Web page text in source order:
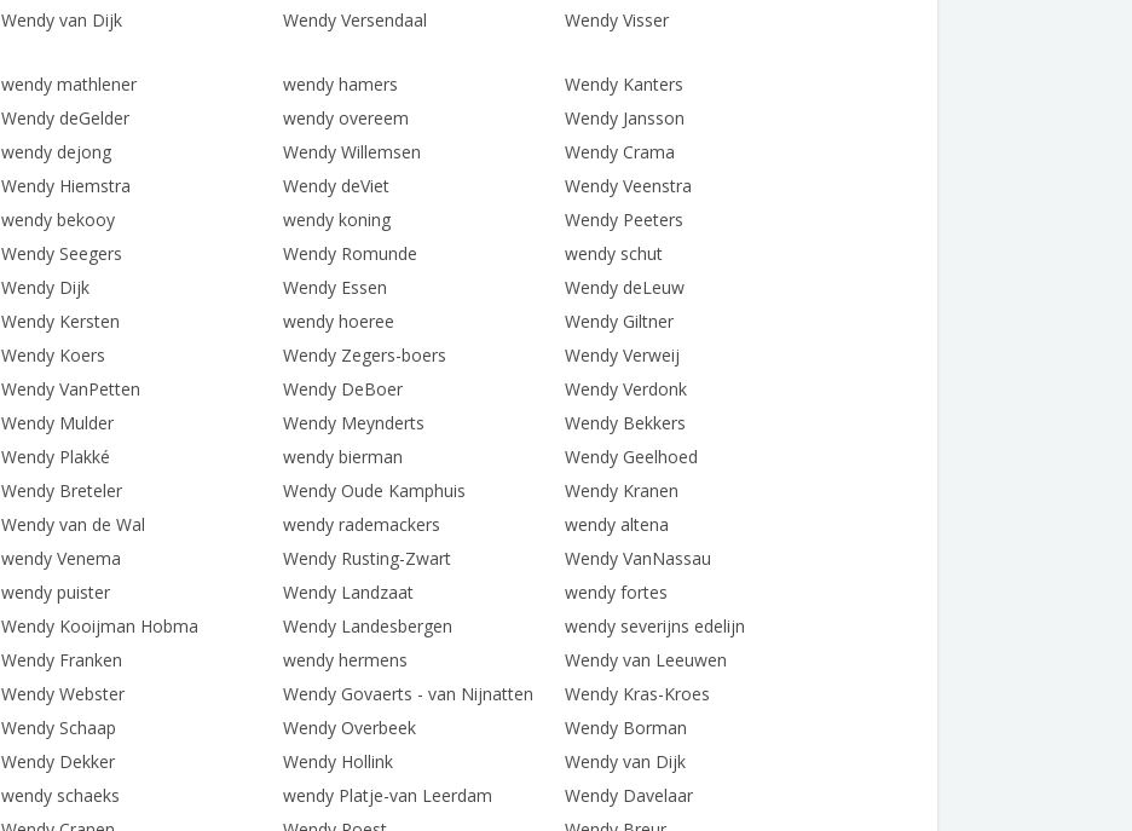
Wendy van Dijk Wendy Versendaal Wendy Visser
wendy mathlener wendy hamers
Wendy Kanters
Wendy deGelder wendy overeem
Wendy Jansson
wendy dejong Wendy Willemsen
Wendy Crama
Wendy Hiemstra Wendy deViet
Wendy Veenstra
wendy bekooy wendy koning
Wendy Peeters
Wendy Seegers Wendy Romunde
wendy schut
Wendy Dijk Wendy Essen
Wendy deLeuw
Wendy Kersten wendy hoeree
Wendy Giltner
Wendy Koers Wendy Zegers-boers
Wendy Verweij
Wendy VanPetten Wendy DeBoer
Wendy Verdonk
Wendy Mulder Wendy Meynderts
Wendy Bekkers
Wendy Plakké wendy bierman
Wendy Geelhoed
Wendy Breteler Wendy Oude Kamphuis
Wendy Kranen
Wendy van de Wal wendy rademackers
wendy altena
wendy Venema Wendy Rusting-Zwart
Wendy VanNassau
wendy puister Wendy Landzaat
wendy fortes
Wendy Kooijman Hobma Wendy Landesbergen
wendy severijns edelijn
Wendy Franken wendy hermens
Wendy van Leeuwen
Wendy Webster Wendy Govaerts - van Nijnatten
Wendy Kras-Kroes
Wendy Schaap Wendy Overbeek
Wendy Borman
Wendy Dekker Wendy Hollink
Wendy van Dijk
wendy schaeks wendy Platje-van Leerdam
Wendy Davelaar